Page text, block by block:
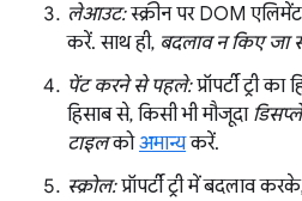
लेआउट:स्क्रीन पर DOM
करें. साथ ही, बदलाव न किए जा
पेंट करने से पहले:प्रॉपर्टी ट्री
हिसाब से, किसी भी मौजूदा
टाइलकोअमान्यकरें.
स्क्रोल:प्रॉपर्टी ट्री में बदलाव